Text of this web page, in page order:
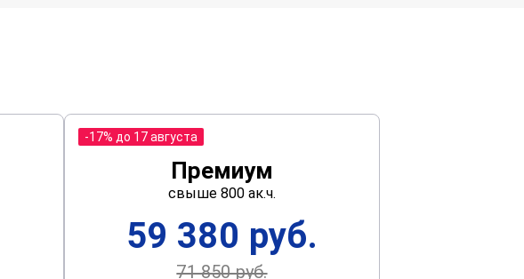
-17% до 17 августа
Премиум
свыше 800 ак.ч.
59 380 руб.
71 850 руб.